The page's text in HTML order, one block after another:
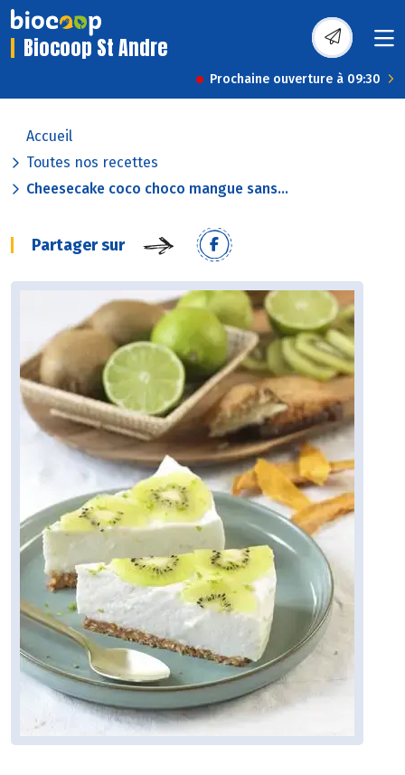
Biocoop St Andre
Prochaine ouverture à 09:30
Accueil
Toutes nos recettes
Cheesecake coco choco mangue sans...
Partager sur